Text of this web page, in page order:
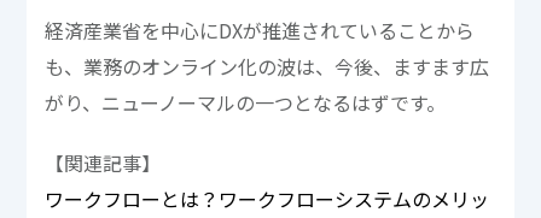
経済産業省を中心にDXが推進されていることから
も、業務のオンライン化の波は、今後、ますます広
がり、ニューノーマルの一つとなるはずです。
【関連記事】
ワークフローとは？ワークフローシステムのメリッ